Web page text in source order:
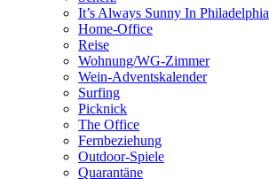
It’s Always Sunny In Philadelphia
Home-Office
Reise
Wohnung/WG-Zimmer
Wein-Adventskalender
Surfing
Picknick
The Office
Fernbeziehung
Outdoor-Spiele
Quarantäne